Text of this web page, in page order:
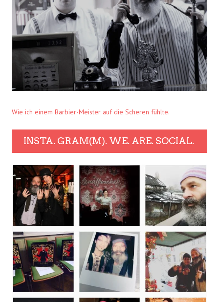
Wie ich einem Barbier-Meister auf die Scheren fühlte.
INSTA. GRAM(M). WE. ARE. SOCIAL.